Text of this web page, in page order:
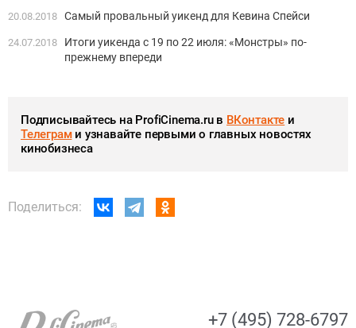
20.08.2018 Самый провальный уикенд для Кевина Спейси
24.07.2018
Итоги уикенда с 19 по 22 июля: «Монстры» по-
прежнему впереди
Подписывайтесь на ProfiCinema.ru в ВКонтакте и
Телеграми узнавайте первыми о главных новостях
кинобизнеса
Поделиться:
+7 (495) 728-6797